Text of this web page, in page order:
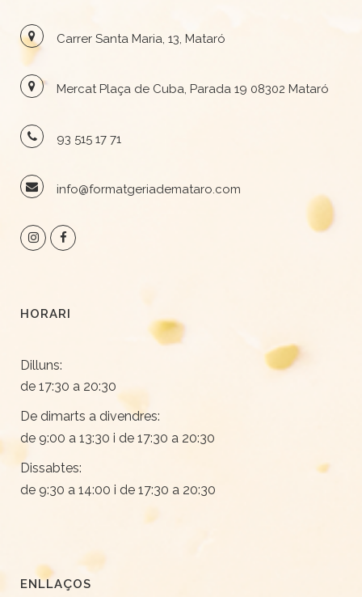
Carrer Santa Maria, 13, Mataró
Mercat Plaça de Cuba, Parada 19 08302 Mataró
93 515 17 71
info@formatgeriademataro.com
HORARI
Dilluns:
de 17:30 a 20:30
De dimarts a divendres:
de 9:00 a 13:30 i de 17:30 a 20:30
Dissabtes:
de 9:30 a 14:00 i de 17:30 a 20:30
ENLLAÇOS